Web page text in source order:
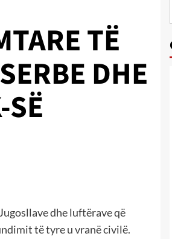
TË
DHE
dhe luftërave që
të tyre u vranë civilë.